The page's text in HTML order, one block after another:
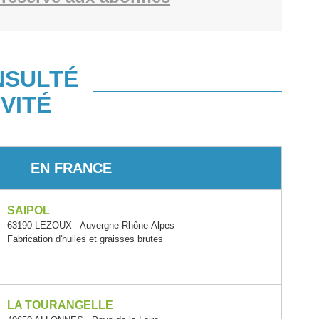
EN FRANCE
SAIPOL
63190 LEZOUX - Auvergne-Rhône-Alpes
Fabrication d'huiles et graisses brutes
LA TOURANGELLE